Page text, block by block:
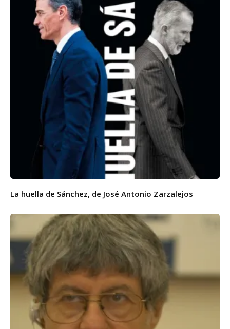
La huella de Sánchez, de José Antonio Zarzalejos